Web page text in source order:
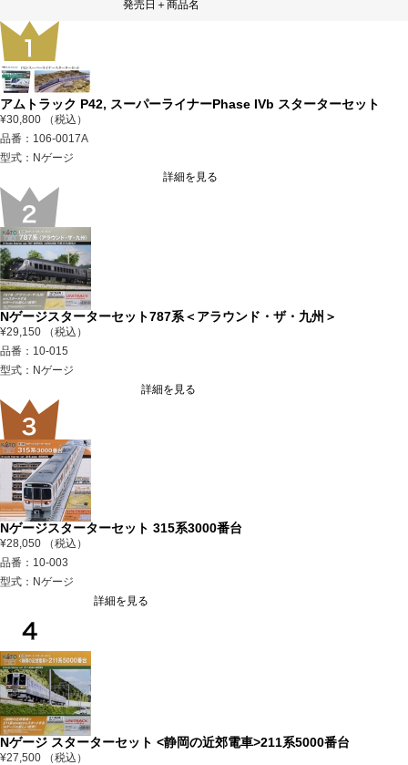
発売日＋商品名
アムトラック P42, スーパーライナーPhase IVb スターターセット
¥30,800 （税込）
品番：106-0017A
型式：Nゲージ
詳細を見る
Nゲージスターターセット787系＜アラウンド・ザ・九州＞
¥29,150 （税込）
品番：10-015
型式：Nゲージ
詳細を見る
Nゲージスターターセット 315系3000番台
¥28,050 （税込）
品番：10-003
型式：Nゲージ
詳細を見る
Nゲージ スターターセット <静岡の近郊電車>211系5000番台
¥27,500 （税込）